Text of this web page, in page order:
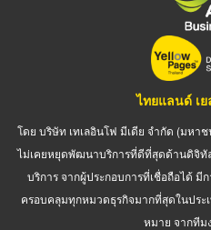
ไทยแลนด์ เย
โดย บริษัท เทเลอินโฟ มีเดีย จำกัด (มหา
ไม่เคยหยุดพัฒนาบริการที่ดีที่สุดด้านดิจิทั
บริการ จากผู้ประกอบการที่เชื่อถือได้
ครอบคลุมทุกหมวดธุรกิจมากที่สุดในประ
หมาย จากที